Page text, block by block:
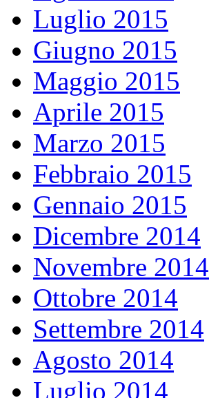
Luglio 2015
Giugno 2015
Maggio 2015
Aprile 2015
Marzo 2015
Febbraio 2015
Gennaio 2015
Dicembre 2014
Novembre 2014
Ottobre 2014
Settembre 2014
Agosto 2014
Luglio 2014